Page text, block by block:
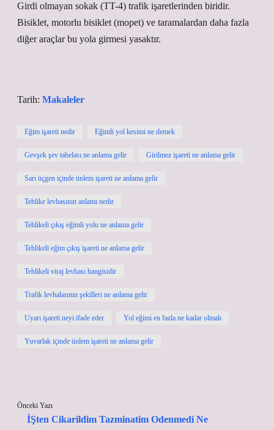
Girdi olmayan sokak (TT-4) trafik işaretlerinden biridir.
Bisiklet, motorlu bisiklet (mopet) ve taramalardan daha fazla
diğer araçlar bu yola girmesi yasaktır.
Tarih: Makaleler
Eğim işareti nedir Eğimli yol kesimi ne demek
Gevşek şev tabelası ne anlama gelir Girilmez işareti ne anlama gelir
Sarı üçgen içinde ünlem işareti ne anlama gelir
Tehlike levhasının anlamı nedir
Tehlikeli çıkış eğimli yolu ne anlama gelir
Tehlikeli eğim çıkış işareti ne anlama gelir
Tehlikeli viraj levhası hangisidir
Trafik levhalarının şekilleri ne anlama gelir
Uyarı işareti neyi ifade eder Yol eğimi en fazla ne kadar olmalı
Yuvarlak içinde ünlem işareti ne anlama gelir
Önceki Yazı
İŞten Cikarildim Tazminatim Odenmedi Ne